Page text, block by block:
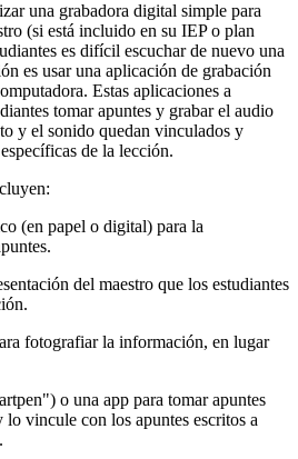
una grabadora digital simple para
(si está incluido en su IEP o plan
es difícil escuchar de nuevo una
es usar una aplicación de grabación
Estas aplicaciones a
tomar apuntes y grabar el audio
y el sonido quedan vinculados y
de la lección.
(en papel o digital) para la
del maestro que los estudiantes
fotografiar la información, en lugar
o una app para tomar apuntes
lo vincule con los apuntes escritos a